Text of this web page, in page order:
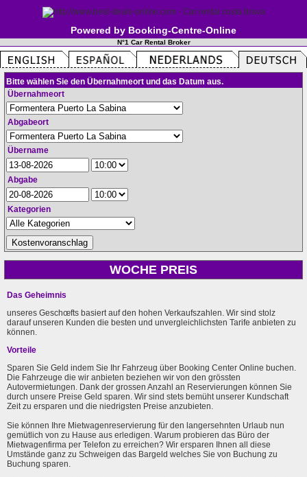
Powered by Booking-Centre-Online
N°1 Car Rental Broker
Bitte wählen Sie den Übernahmeort und das Datum aus.
Übernahmeort
Abgabeort
Übername
Abgabe
Kategorien
WOCHE PREIS
Das Geheimnis
unseres Geschœfts basiert auf den hohen Verkaufszahlen. Wir sind stolz
darauf unseren Kunden die besten und unvergleichlichsten Tarife anbieten zu
können.
Vorteile
Sparen Sie Geld indem Sie Ihr Fahrzeug über Booking Center Online buchen.
Die Fahrzeuge die wir anbieten beziehen wir von den grössten
Autovermietungen. Dank der grossen Anzahl an Reservierungen können Sie
durch unsere Preise Geld sparen. Wir sind stets bemüht unserer Kundschaft
Zeit zu ersparen und die niedrigsten Preise anzubieten.
Sie können Ihre Mietwagenreservierung für den langersehnten Urlaub nun
gemütlich von zu Hause aus erledigen. Warum probieren das Büro der
Mietwagenfirma per Telefon zu erreichen? Wir ersparen Ihnen all diese
Umstände ganz zu Schweigen das Bargeld welches Sie von Buchung zu
Buchung sparen.